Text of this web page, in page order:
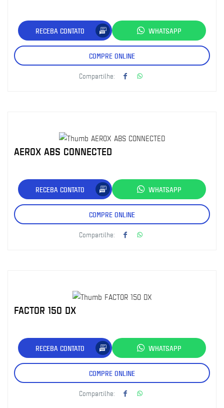
RECEBA CONTATO WHATSAPP
COMPRE ONLINE
Compartilhe:
AEROX ABS CONNECTED
RECEBA CONTATO WHATSAPP
COMPRE ONLINE
Compartilhe:
FACTOR 150 DX
RECEBA CONTATO WHATSAPP
COMPRE ONLINE
Compartilhe: